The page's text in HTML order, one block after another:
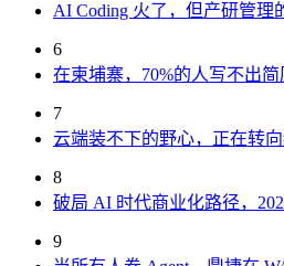
AI Coding 火了，但产研管理
6
在柬埔寨，70%的人写不出简
7
云端装不下的野心，正在转
8
破局 AI 时代商业化路径，
9